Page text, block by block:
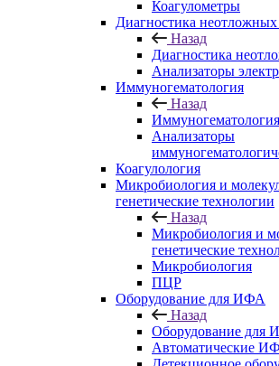
Коагулометры
Диагностика неотложных
Назад
Диагностика
Анализаторы
Иммуногематология
Назад
Иммуногематология
Анализаторы
Коагулология
Микробиология и
генетические технологии
Назад
Микробиология и
генетические
Микробиология
ПЦР
Оборудование для ИФА
Назад
Оборудование для
Автоматические